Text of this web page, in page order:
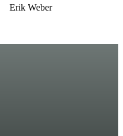
Erik Weber